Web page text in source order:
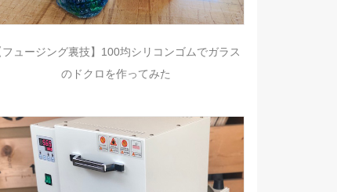
フュージング裏技】100均シリコンゴムでガラス
のドクロを作ってみた